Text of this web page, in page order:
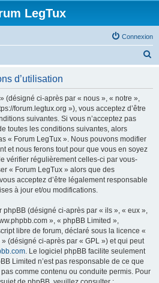
LegTux
Connexion
d’utilisation
(désigné ci-après par « nous », « notre »,
forum.legtux.org »), vous acceptez d’être
suivantes. Si vous n’acceptez pas
toutes les conditions suivantes, alors
« Forum LegTux ». Nous pouvons modifier
et nous ferons tout pour que vous en soyez
vérifier régulièrement celles-ci par vous-
« Forum LegTux » alors que des
acceptez d’être légalement responsable
à jour et/ou modifications.
phpBB (désigné ci-après par « ils », « eux »,
», « phpBB Limited »,
libre de forum, déclaré sous la licence «
» (désigné ci-après par « GPL ») et qui peut
. Le logiciel phpBB facilite seulement
Limited n’est pas responsable de ce que
comme contenu ou conduite permis. Pour